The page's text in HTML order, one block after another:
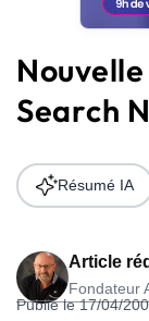
Solutions
Ressources
Audit SEO
Search
Article
Fondateur
Publié le 17/04/
Résumé IA